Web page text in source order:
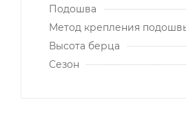
Подошва
Метод крепления
Высота берца
Сезон